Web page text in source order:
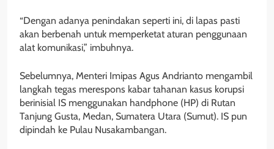
“Dengan adanya penindakan seperti ini, di lapas pasti
akan berbenah untuk memperketat aturan penggunaan
alat komunikasi,” imbuhnya.
Sebelumnya, Menteri Imipas Agus Andrianto mengambil
langkah tegas merespons kabar tahanan kasus korupsi
berinisial IS menggunakan handphone (HP) di Rutan
Tanjung Gusta, Medan, Sumatera Utara (Sumut). IS pun
dipindah ke Pulau Nusakambangan.